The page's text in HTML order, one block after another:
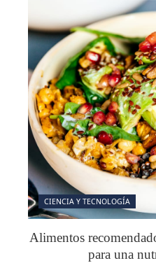
CIENCIA Y TECNOLOGÍA
Alimentos
para una